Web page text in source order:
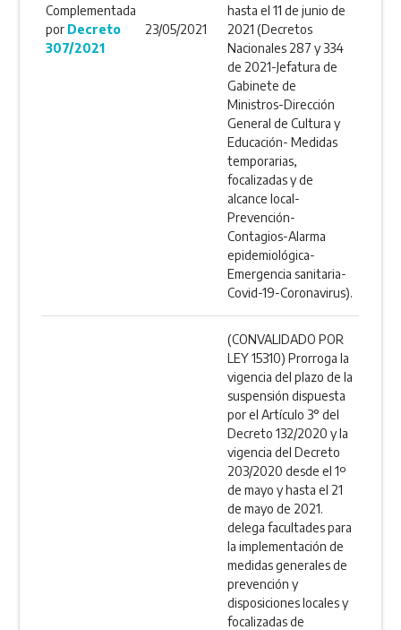
Complementada
por Decreto
307/2021
23/05/2021
hasta el 11 de junio de
2021 (Decretos
Nacionales 287 y 334
de 2021-Jefatura de
Gabinete de
Ministros-Dirección
General de Cultura y
Educación- Medidas
temporarias,
focalizadas y de
alcance local-
Prevención-
Contagios-Alarma
epidemiológica-
Emergencia sanitaria-
Covid-19-Coronavirus).
(CONVALIDADO POR
LEY 15310) Prorroga la
vigencia del plazo de la
suspensión dispuesta
por el Artículo 3° del
Decreto 132/2020 y la
vigencia del Decreto
203/2020 desde el 1º
de mayo y hasta el 21
de mayo de 2021.
delega facultades para
la implementación de
medidas generales de
prevención y
disposiciones locales y
focalizadas de